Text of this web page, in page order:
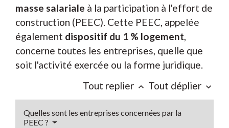
masse salariale à la participation à l'effort de
construction (PEEC). Cette PEEC, appelée
également dispositif du 1 % logement
concerne toutes les entreprises, quelle que
soit l'activité exercée ou la forme juridique.
Tout replier keyboard_arrow_up Tout déplier keyboard_arrow_down
Quelles sont les entreprises concernées par la
PEEC ?